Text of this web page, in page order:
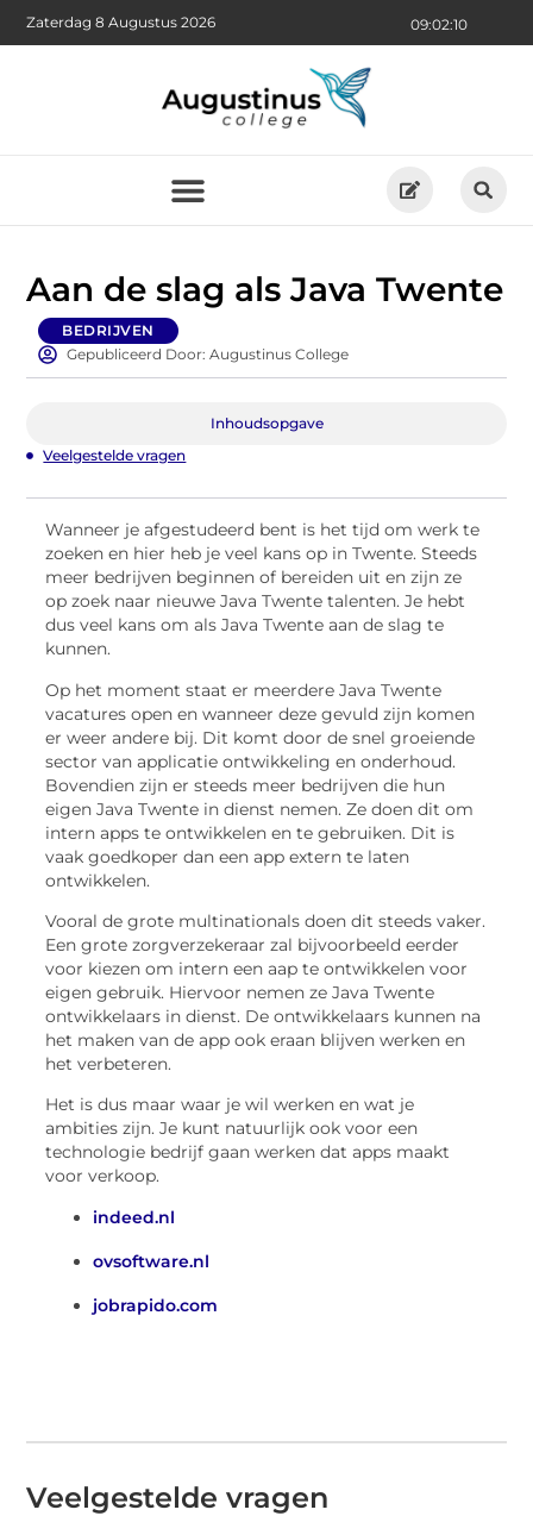
09:02:11
Zaterdag 8 Augustus 2026
Aan de slag als Java Twente
BEDRIJVEN
Gepubliceerd Door: Augustinus College
Inhoudsopgave
Veelgestelde vragen
Wanneer je afgestudeerd bent is het tijd om werk te
zoeken en hier heb je veel kans op in Twente. Steeds
meer bedrijven beginnen of bereiden uit en zijn ze
op zoek naar nieuwe Java Twente talenten. Je hebt
dus veel kans om als Java Twente aan de slag te
kunnen.
Op het moment staat er meerdere Java Twente
vacatures open en wanneer deze gevuld zijn komen
er weer andere bij. Dit komt door de snel groeiende
sector van applicatie ontwikkeling en onderhoud.
Bovendien zijn er steeds meer bedrijven die hun
eigen Java Twente in dienst nemen. Ze doen dit om
intern apps te ontwikkelen en te gebruiken. Dit is
vaak goedkoper dan een app extern te laten
ontwikkelen.
Vooral de grote multinationals doen dit steeds vaker.
Een grote zorgverzekeraar zal bijvoorbeeld eerder
voor kiezen om intern een aap te ontwikkelen voor
eigen gebruik. Hiervoor nemen ze Java Twente
ontwikkelaars in dienst. De ontwikkelaars kunnen na
het maken van de app ook eraan blijven werken en
het verbeteren.
Het is dus maar waar je wil werken en wat je
ambities zijn. Je kunt natuurlijk ook voor een
technologie bedrijf gaan werken dat apps maakt
voor verkoop.
indeed.nl
ovsoftware.nl
jobrapido.com
Veelgestelde vragen